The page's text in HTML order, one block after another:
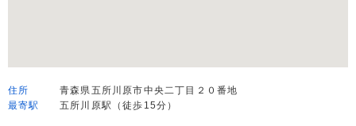
住所
青森県五所川原市中央二丁目２０番地
最寄駅
五所川原駅（徒歩15分）